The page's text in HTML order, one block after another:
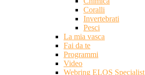
Coralli
Invertebrati
Pesci
La mia vasca
Fai da te
Programmi
Video
Webring ELOS Specialist